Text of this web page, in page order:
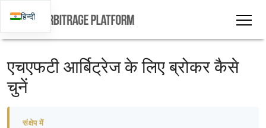
एचएफटी आर्बिट्रेज के लिए ब्रोकर कैसे
चुनें
संक्षेप में
हिन्दी